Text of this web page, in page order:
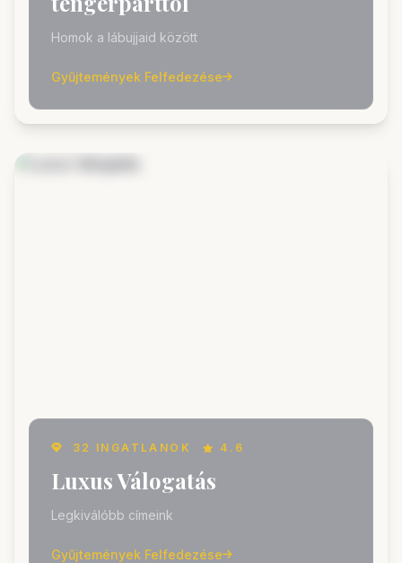
Homok a lábujjaid között
Gyűjtemények Felfedezése
32 INGATLANOK 4.6
Luxus Válogatás
Legkiválóbb címeink
Gyűjtemények Felfedezése